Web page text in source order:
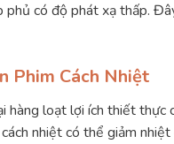
có độ phát xạ thấp.
Phim Cách Nhiệt
hàng loạt lợi ích thiết thực
nhiệt có thể giảm